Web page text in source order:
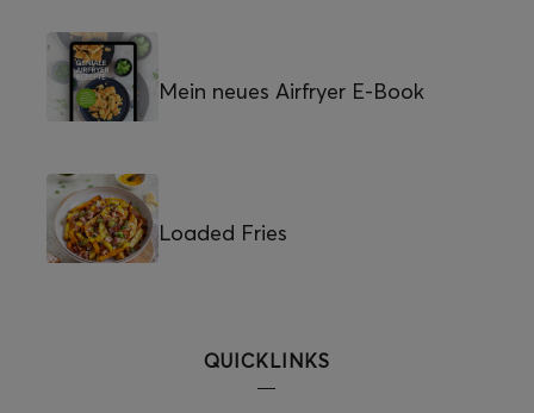
Mein neues Airfryer E-Book
Loaded Fries
QUICKLINKS